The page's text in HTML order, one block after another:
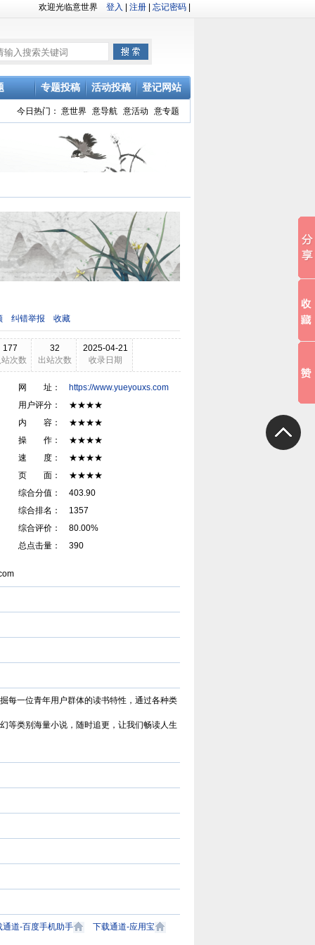
欢迎光临意世界 登入 注册 忘记密码
登记网站
活动投稿
专题投稿
今日热门： 意世界 意导航 意活动 意专题
小说网创建于2006年，是中
数字出版领导者——中文在线旗
纠错举报 收藏
177
站次数
32
出站次数
2025-04-21
收录日期
网 址： https://www.yueyouxs.com
用户评分： ★★★★
内 容： ★★★★
操 作： ★★★★
速 度： ★★★★
页 面： ★★★★
综合分值： 403.90
综合排名： 1357
综合评价： 80.00%
总点击量： 390
每一位青年用户群体的读书特性，通过各种类
等类别海量小说，随时追更，让我们畅读人生
通道-百度手机助手 下载通道-应用宝